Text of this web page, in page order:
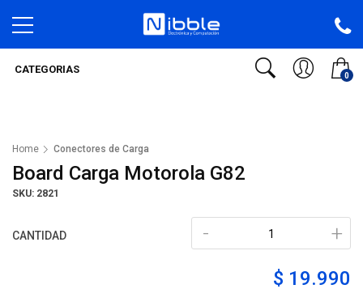
0
CATEGORIAS
Home Conectores de Carga
Board Carga Motorola G82
SKU: 2821
CANTIDAD +
-
$ 19.990